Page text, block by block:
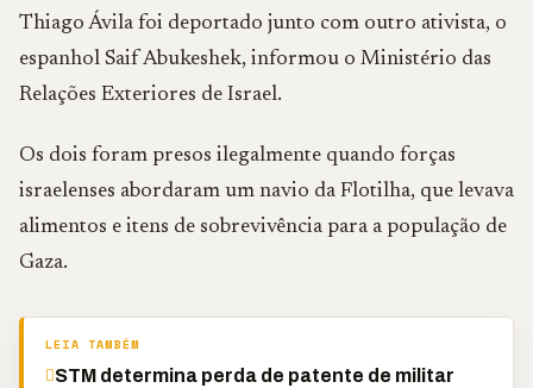
Thiago Ávila foi deportado junto com outro ativista, o
espanhol Saif Abukeshek, informou o Ministério das
Relações Exteriores de Israel.
Os dois foram presos ilegalmente quando forças
israelenses abordaram um navio da Flotilha, que levava
alimentos e itens de sobrevivência para a população de
Gaza.
LEIA TAMBÉM
STM determina perda de patente de militar